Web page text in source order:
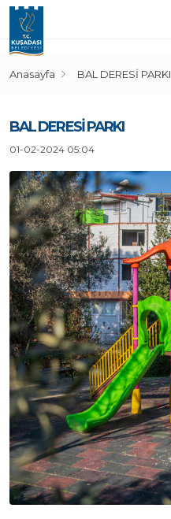
Anasayfa BAL DERESİ PARKI
BAL DERESİ PARKI
01-02-2024 05:04